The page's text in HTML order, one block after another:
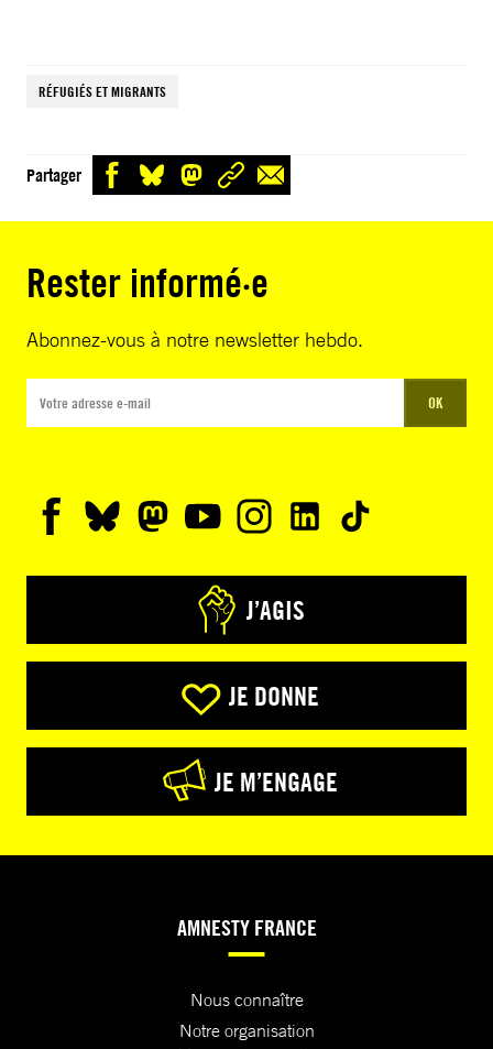
RÉFUGIÉS ET MIGRANTS
Partager
Rester informé·e
Abonnez-vous à notre newsletter hebdo.
OK
J’AGIS
JE DONNE
JE M’ENGAGE
AMNESTY FRANCE
Nous connaître
Notre organisation